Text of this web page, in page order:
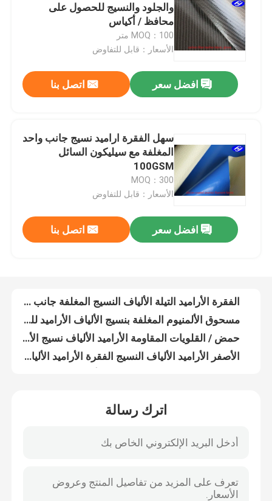
منزل
المنتجات
أشرطة فيديو
جولة في المعمل
ضبط الجودة
نسيج الكربون أراميد
والجلود والنسيج للحصول على
محافظ / أكياس
MOQ：100 متر
الأسعار：قابل للتفاوض
افضل سعر اتصل بنا
سهل الفقرة اراميد نسيج جانب واحد
المغلفة مع سيليكون السائل
100GSM
MOQ：300
الأسعار：قابل للتفاوض
افضل سعر اتصل بنا
الفقرة الأراميد التيلة الألياف النسيج المغلفة جانب واحد سيليكون لحام روبوت
الألياف الزجاجية العيوب الأساسية ألياف الكربون الأراميد للحصول على العزل الحراري المئزر
بارا - Ramid سبن الأراميد الألياف القماش مثبطات اللهب ل Coverall
150gsm عادي نومكس IIIA الأراميد الألياف نسيج لمكافحة الحرائق المعطف
المضادة - ثابت الأراميد الألياف نسيج لمختبر دعوى 180gsm الوزن عالية المقاومة للحرارة
اترك رسالة